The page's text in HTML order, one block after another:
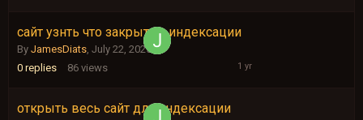
сайт узнть что закрыт от индексации
By JamesDiats, July 22, 2025
0 replies 86 views
July
открыть весь сайт для индексации
July